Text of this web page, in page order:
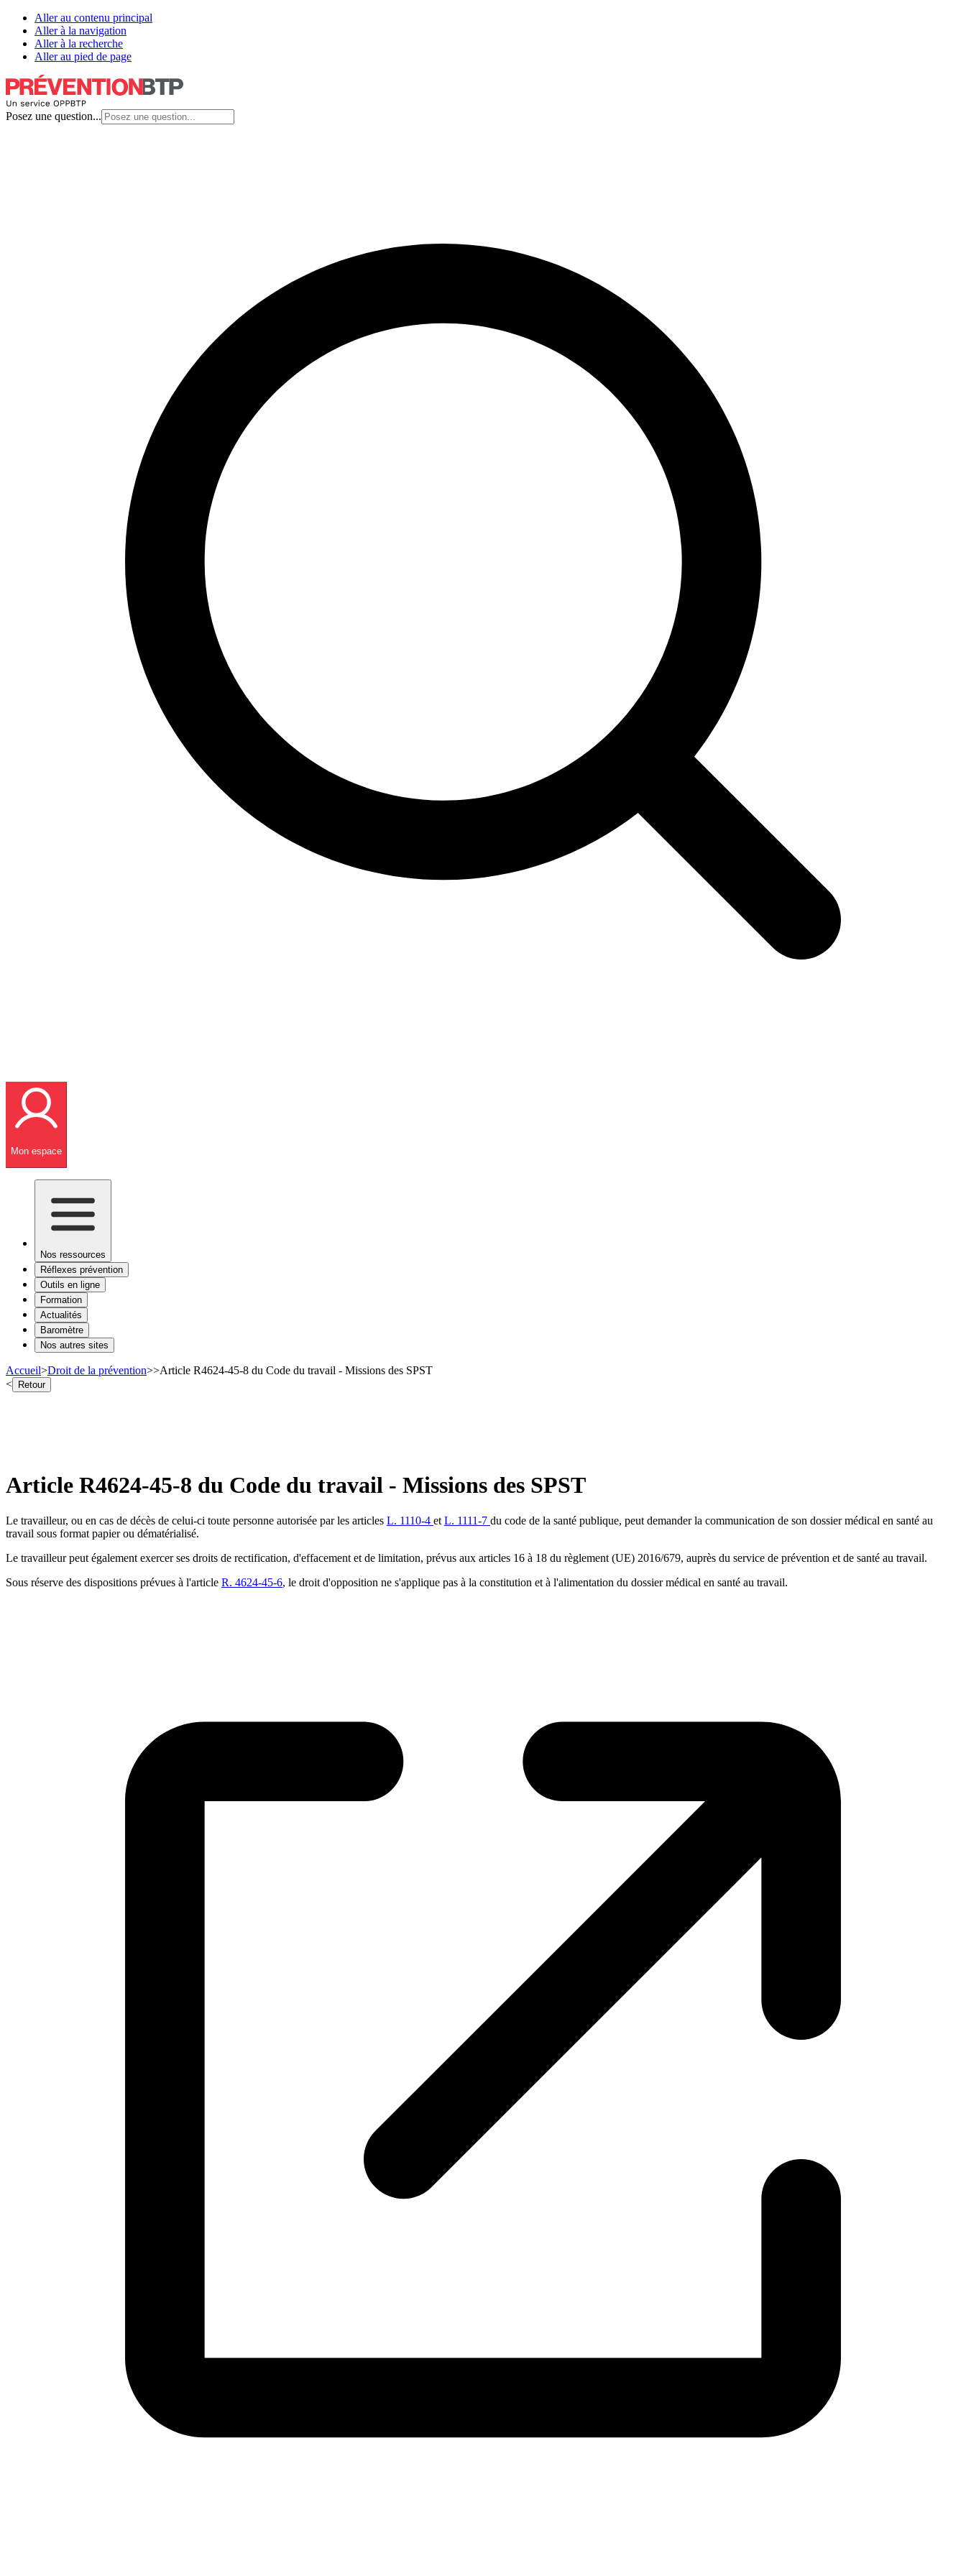
Aller au contenu principal
Aller à la navigation
Aller à la recherche
Aller au pied de page
Posez une question...
Mon espace
Nos ressources
Réflexes prévention
Outils en ligne
Formation
Actualités
Baromètre
Nos autres sites
Accueil>Droit de la prévention>>Article R4624-45-8 du Code du travail - Missions des SPST
< Retour
Article R4624-45-8 du Code du travail - Missions des SPST
Le travailleur, ou en cas de décès de celui-ci toute personne autorisée par les articles L. 1110-4 et L. 1111-7 du code de la santé publique, peut demander la communication de son dossier médical en santé au
travail sous format papier ou dématérialisé.
Le travailleur peut également exercer ses droits de rectification, d'effacement et de limitation, prévus aux articles 16 à 18 du règlement (UE) 2016/679, auprès du service de prévention et de santé au travail.
Sous réserve des dispositions prévues à l'article R. 4624-45-6, le droit d'opposition ne s'applique pas à la constitution et à l'alimentation du dossier médical en santé au travail.